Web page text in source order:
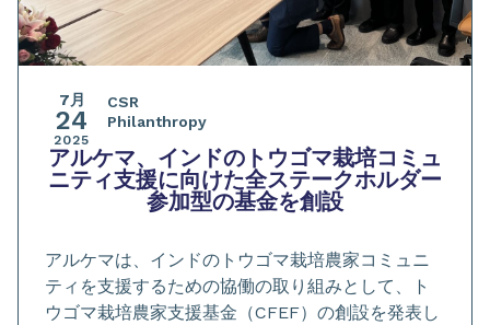
7月
24
2025
CSR
Philanthropy
アルケマ、インドのトウゴマ栽培コミュ
ニティ支援に向けた全ステークホルダー
参加型の基金を創設
アルケマは、インドのトウゴマ栽培農家コミュニ
ティを支援するための協働の取り組みとして、ト
ウゴマ栽培農家支援基金（CFEF）の創設を発表し